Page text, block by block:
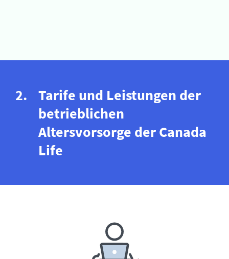
Tarife und Leistungen der
betrieblichen
Altersvorsorge der Canada
Life